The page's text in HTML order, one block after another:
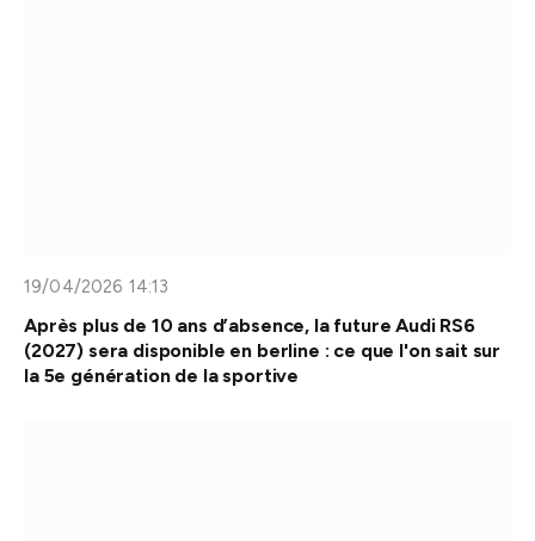
19/04/2026 14:13
Après plus de 10 ans d’absence, la future Audi RS6
(2027) sera disponible en berline : ce que l'on sait sur
la 5e génération de la sportive